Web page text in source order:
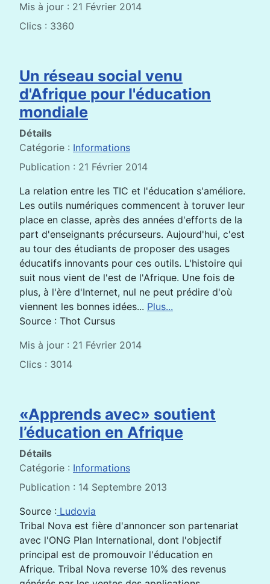
Mis à jour : 21 Février 2014
Clics : 3360
Un réseau social venu
d'Afrique pour l'éducation
mondiale
Détails
Catégorie : Informations
Publication : 21 Février 2014
La relation entre les TIC et l'éducation s'améliore.
Les outils numériques commencent à toruver leur
place en classe, après des années d'efforts de la
part d'enseignants précurseurs. Aujourd'hui, c'est
au tour des étudiants de proposer des usages
éducatifs innovants pour ces outils. L'histoire qui
suit nous vient de l'est de l'Afrique. Une fois de
plus, à l'ère d'Internet, nul ne peut prédire d'où
viennent les bonnes idées... Plus...
Source : Thot Cursus
Mis à jour : 21 Février 2014
Clics : 3014
«Apprends avec» soutient
l’éducation en Afrique
Détails
Catégorie : Informations
Publication : 14 Septembre 2013
Source : Ludovia
Tribal Nova est fière d'annoncer son partenariat
avec l'ONG Plan International, dont l'objectif
principal est de promouvoir l'éducation en
Afrique. Tribal Nova reverse 10% des revenus